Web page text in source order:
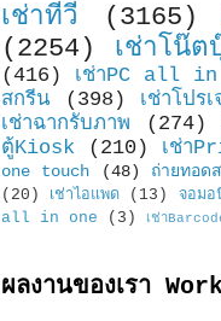
เช่าทีวี (3165)
(2254)
เช่าโน๊ต
(416)
เช่าPC all in
สกรีน
(398) เช่าโปร
เช่าฉากรับภาพ
(274)
ตู้Kiosk
(210) เช่า
one touch
(48) ถ่ายทอด
(20)
เช่าไอแพด (13) จอมอ
all in one
(3) เช่า
ผลงานของเรา